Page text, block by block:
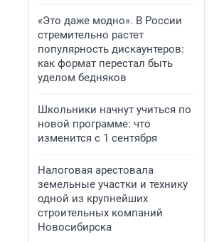
«Это даже модно». В России
стремительно растет
популярность дискаунтеров:
как формат перестал быть
уделом бедняков
Школьники начнут учиться по
новой программе: что
изменится с 1 сентября
Налоговая арестовала
земельные участки и технику
одной из крупнейших
строительных компаний
Новосибирска